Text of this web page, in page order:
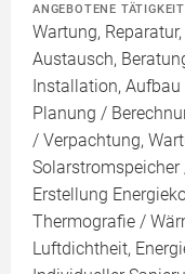
ANGEBOTENE
Wartung,
Austausch,
Installation,
Planung /
/ Verpachtung,
Solarstromspeicher
Erstellung
Thermografie /
Luftdichtheit,